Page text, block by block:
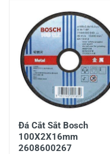
Đá Cắt Sắt Bosch
100X2X16mm
2608600267